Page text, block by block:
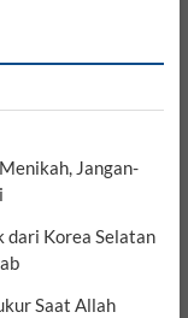
Jangan-
dari Korea Selatan
Saat Allah